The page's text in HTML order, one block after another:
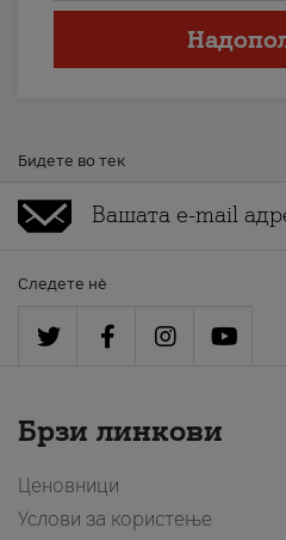
Бидете во тек
Следете нè
Брзи линкови
Ценовници
Услови за користење